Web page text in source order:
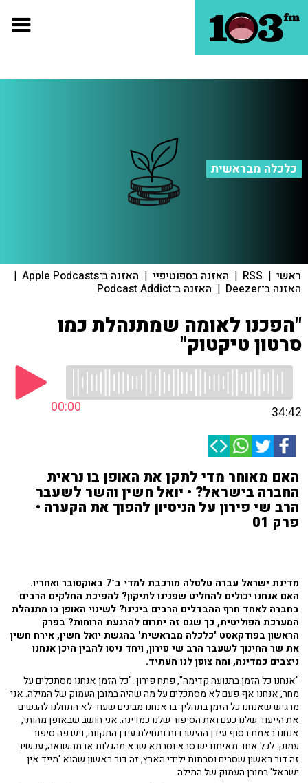
כלכלה מבראשית
ראשי |
RSS
| האזנה בספוטיפיי | האזנה ב־Apple Podcasts |
האזנה ב־Deezer | האזנה ב־Podcast Addict
"הפכנו לאומה שמתנהלת כמו
סרטון טיקטוק"
00:00 34:42
האם מאוחר מדי לתקן את האופן בו נראית
החברה בישראל? • יואל חשין והשר לשעבר
הרב שי פירון על הניסיון להפוך את הקערה •
פרק 01
מדינת ישראל עברה טלטלה מורכבת למדי ב־7 באוקטובר ואחריו.
האם אנחנו יכולים להחליט שפנינו לתיקון? להפיכת החלקים הרבים
בחברה לאחד חרף ההבדלים הרבים בינינו? לשינוי האופן בו מתנהלת
המערכת הפוליטית, כך שגם זה יתרום להרגעת הרוחות? בפרק
הראשון בפודקאסט 'כלכלה מבראשית' בהגשת יואל חשין, אירח חשין
את שר החינוך לשעבר הרב שי פירון, ויחד ניסו להבין היכן אנחנו
ניצבים כמדינה, ומה צופן לנו העתיד.
"אנחנו כל הזמן בתנועה קדימה", פתח פירון. "כל הזמן אנחנו מסתכלים על
מחר, אנחנו אף פעם לא מסתכלים על מה שהיה במובן העמוק של המילה. אני
מרגיש שאנחנו כל הזמן בתהליך בו אנחנו מבינים שעוד לא התחלנו להגשים
את הייעוד שלנו כעם ואת הסיפור שלנו כמדינה. אני חושב שבאופן מהותי,
אנחנו באמת בסוף עידן ההישרדות ותחילת עידן התקווה, ויש פה סיפור
עמוק. לכל אחד מאיתנו יש סבא וסבתא שבא מהגלות או מהשואה, עכשיו
זה דור ראשון שסבים וסבתות ילידי הארץ, זה דור ראשון שהוא 'מייד אין
ישראל' במובן העמוק של המילה.